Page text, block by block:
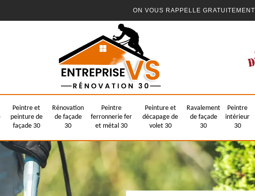
ON VOUS RAPPELLE GRATUITEMENT
Peintre et
peinture de
façade 30
Rénovation
de façade
30
Peintre
ferronnerie fer
et métal 30
Peinture et
décapage de
volet 30
Ravalement
de façade
30
Peintre
intérieur
30